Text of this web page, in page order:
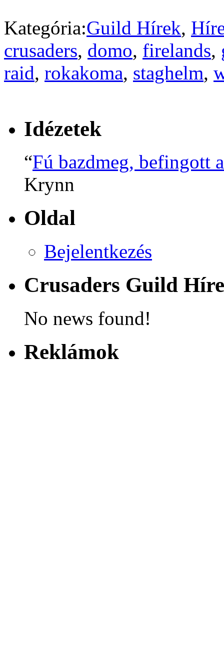
Kategória:Guild Hírek,
crusaders, domo, firelands,
raid, rokakoma, staghelm,
Idézetek
“Fú bazdmeg, befingott
Krynn
Oldal
Bejelentkezés
Crusaders Guild
No news found!
Reklámok